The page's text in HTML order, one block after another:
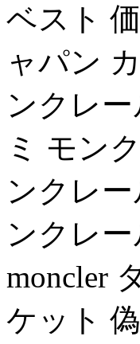
ベスト
ャパン
ンクレ
ミ モン
ンクレ
ンクレ
moncler
ケット